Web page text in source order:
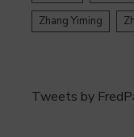
Zhang Yiming
Tweets by